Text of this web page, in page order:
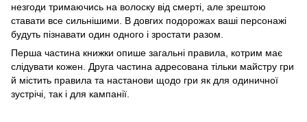
незгоди тримаючись на волоску від смерті, але зрештою
ставати все сильнішими. В довгих подорожах ваші персонажі
будуть пізнавати один одного і зростати разом.
Перша частина книжки опише загальні правила, котрим має
слідувати кожен. Друга частина адресована тільки майстру гри
й містить правила та настанови щодо гри як для одиничної
зустрічі, так і для кампанії.